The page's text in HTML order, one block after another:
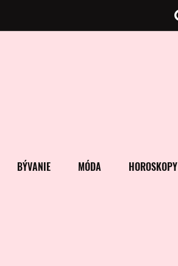
BÝVANIE MÓDA HOROSKOPY